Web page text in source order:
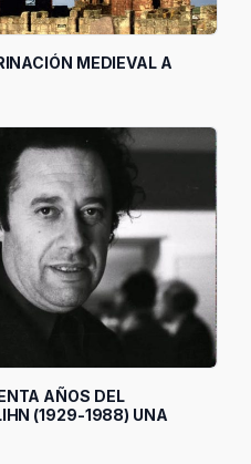
MEDIEVAL A
AÑOS DEL
(1929-1988) UNA